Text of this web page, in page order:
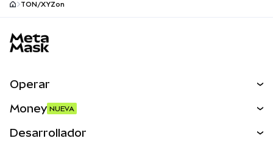
TON/XYZon
Operar
Money NUEVA
Desarrollador